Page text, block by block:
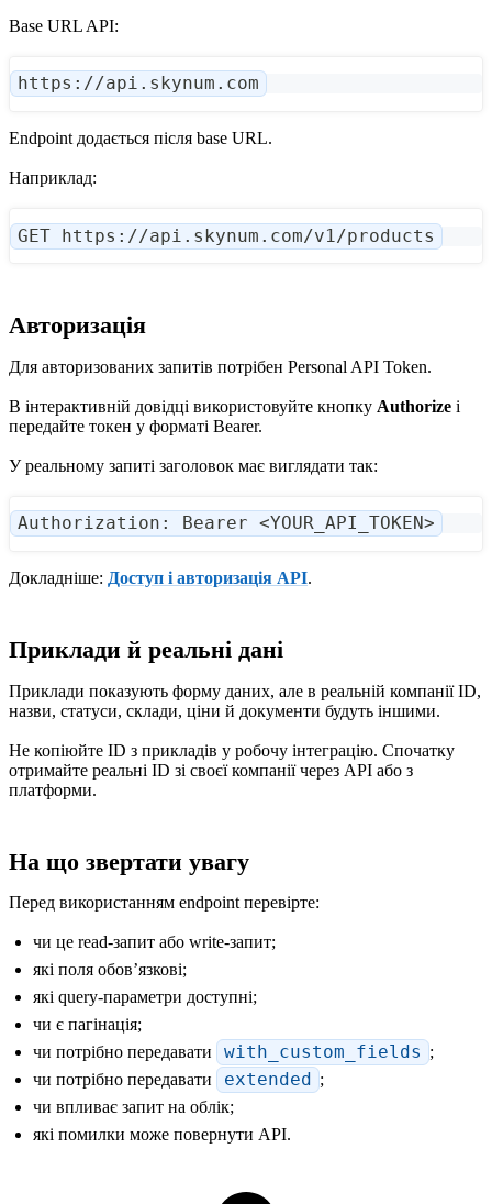
Base URL API:
https://api.skynum.com
Endpoint додається після base URL.
Наприклад:
GET https://api.skynum.com/v1/products
Авторизація
Для авторизованих запитів потрібен Personal API Token.
В інтерактивній довідці використовуйте кнопку Authorize і
передайте токен у форматі Bearer.
У реальному запиті заголовок має виглядати так:
Authorization: Bearer <YOUR_API_TOKEN>
Докладніше: Доступ і авторизація API.
Приклади й реальні дані
Приклади показують форму даних, але в реальній компанії ID,
назви, статуси, склади, ціни й документи будуть іншими.
Не копіюйте ID з прикладів у робочу інтеграцію. Спочатку
отримайте реальні ID зі своєї компанії через API або з
платформи.
На що звертати увагу
Перед використанням endpoint перевірте:
чи це read-запит або write-запит;
які поля обовʼязкові;
які query-параметри доступні;
чи є пагінація;
чи потрібно передавати
with_custom_fields ;
чи потрібно передавати
extended
;
чи впливає запит на облік;
які помилки може повернути API.